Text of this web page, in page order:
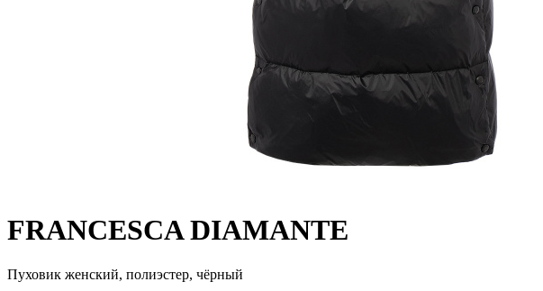
FRANCESCA DIAMANTE
Пуховик женский, полиэстер, чёрный